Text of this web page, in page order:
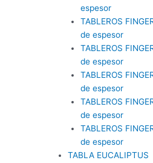
espesor
TABLEROS
de espesor
TABLEROS
de espesor
TABLEROS
de espesor
TABLEROS
de espesor
TABLEROS
de espesor
TABLA EUCALIPTUS